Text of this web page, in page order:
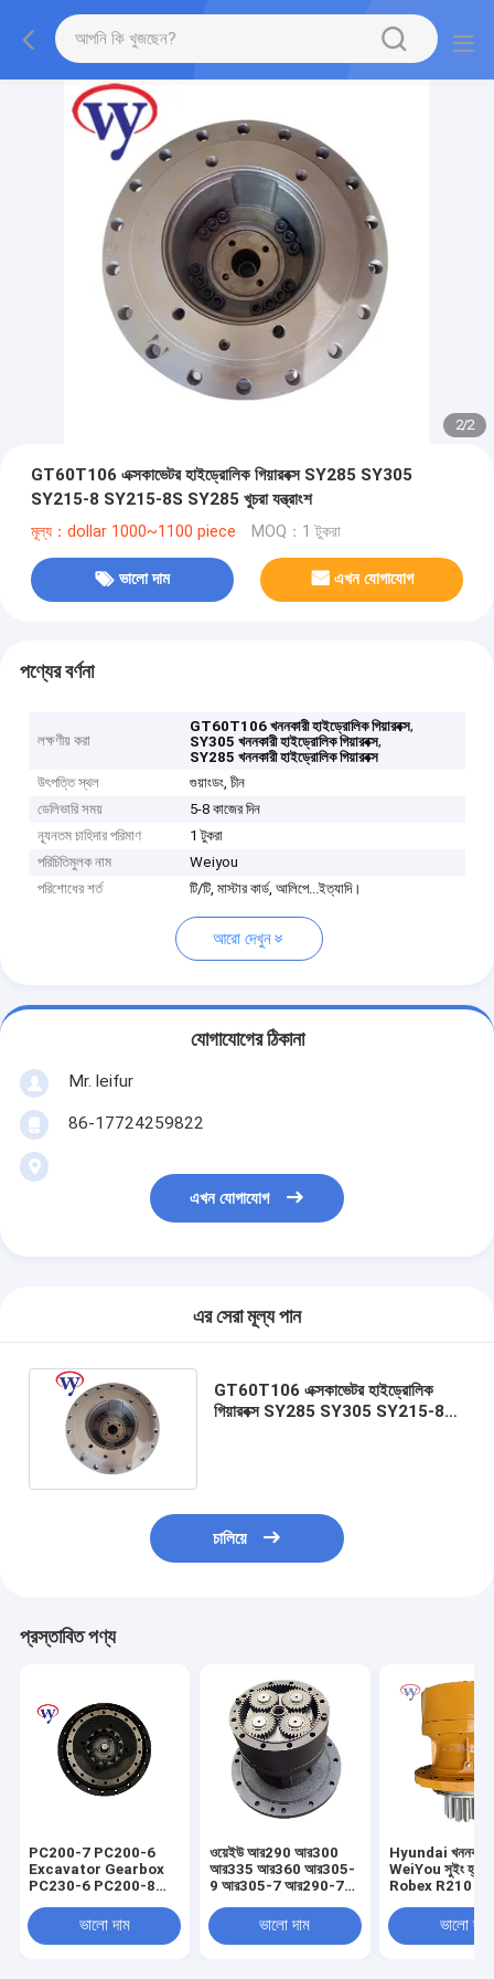
2/2
GT60T106 এক্সকাভেটর হাইড্রোলিক গিয়ারবক্স SY285 SY305
SY215-8 SY215-8S SY285 খুচরা যন্ত্রাংশ
মূল্য：dollar 1000~1100 piece MOQ：1 টুকরা
ভালো দাম এখন যোগাযোগ
পণ্যের বর্ণনা
লক্ষণীয় করা
GT60T106 খননকারী হাইড্রোলিক গিয়ারবক্স,
SY305 খননকারী হাইড্রোলিক গিয়ারবক্স,
SY285 খননকারী হাইড্রোলিক গিয়ারবক্স
উৎপত্তি স্থল
গুয়াংডং, চীন
ডেলিভারি সময়
5-8 কাজের দিন
ন্যূনতম চাহিদার পরিমাণ
1 টুকরা
পরিচিতিমুলক নাম
Weiyou
পরিশোধের শর্ত
টি/টি, মাস্টার কার্ড, আলিপে...ইত্যাদি।
আরো দেখুন
যোগাযোগের ঠিকানা
Mr. leifur
86-17724259822
এখন যোগাযোগ
এর সেরা মূল্য পান
GT60T106 এক্সকাভেটর হাইড্রোলিক
গিয়ারবক্স SY285 SY305 SY215-8
চালিয়ে
প্রস্তাবিত পণ্য
PC200-7 PC200-6
Excavator Gearbox
PC230-6 PC200-8
Gearbox 20Y-27-
00300
ভালো দাম
ওয়েইউ আর290 আর300
আর335 আর360 আর305-
9 আর305-7 আর290-7
গিয়ারবক্স রোটারি রিডাক্টর
31এন9-10181 31এন9-
ভালো দাম
Hyundai
WeiYou সুইং হ্রাস
Robex R210
10180 31N6-
ভালো দাম